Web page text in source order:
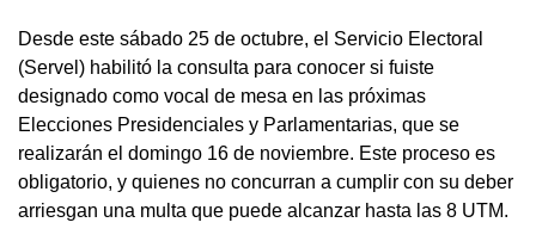
Desde este sábado 25 de octubre, el Servicio Electoral
(Servel) habilitó la consulta para conocer si fuiste
designado como vocal de mesa en las próximas
Elecciones Presidenciales y Parlamentarias, que se
realizarán el domingo 16 de noviembre. Este proceso es
obligatorio, y quienes no concurran a cumplir con su deber
arriesgan una multa que puede alcanzar hasta las 8 UTM.